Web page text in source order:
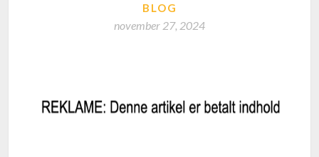
BLOG
november 27, 2024